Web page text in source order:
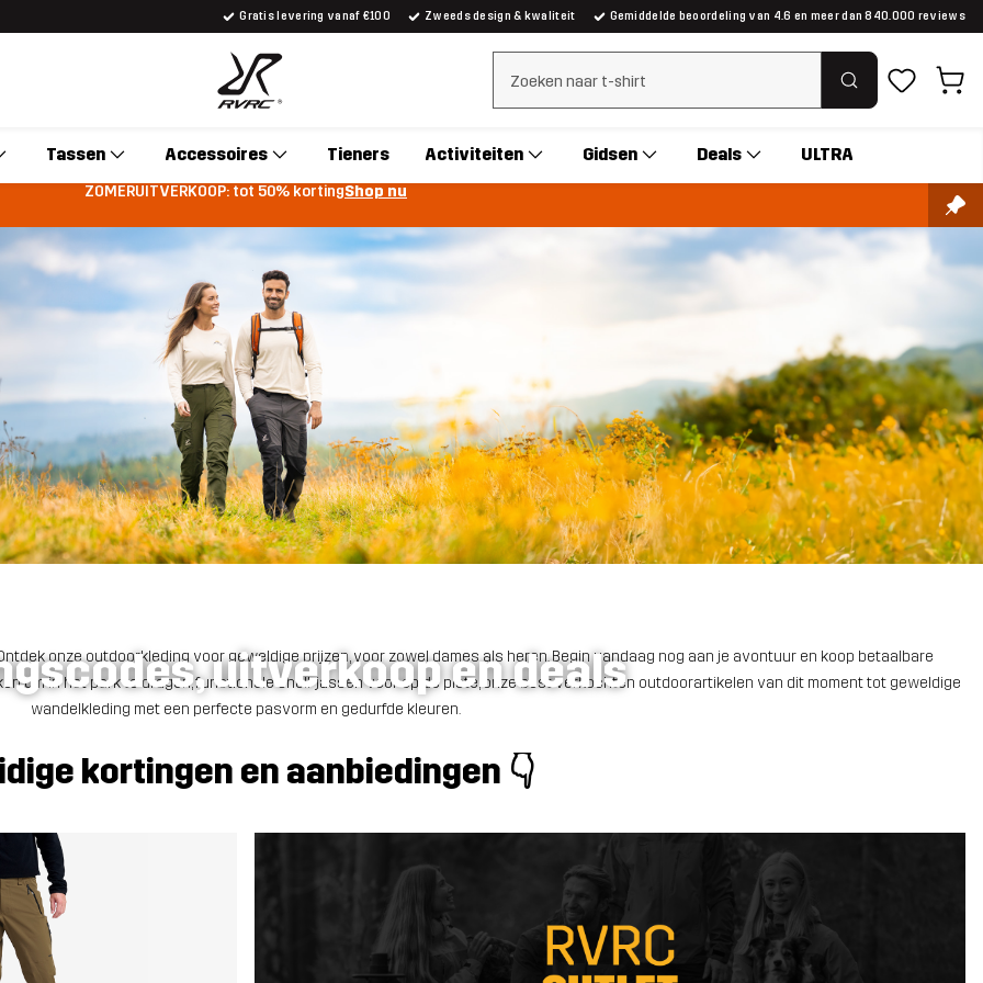
Gratis levering vanaf €100 Zweeds design & kwaliteit Gemiddelde beoordeling van 4.6 en meer dan 840.000 reviews
Zoeken wissen
Tassen Accessoires Tieners Activiteiten Gidsen Deals ULTRA
ZOMERUITVERKOOP: tot 50% kortingShop nu
uitverkoop en deals
onze outdoorkleding voor geweldige prijzen, voor zowel dames als heren. Begin vandaag nog aan je avontuur en koop betaalbare
om in het park te dragen, functionele shell-jassen voor op de piste, onze best verkochten outdoorartikelen van dit moment tot geweldige
wandelkleding met een perfecte pasvorm en gedurfde kleuren.
kortingen en aanbiedingen 👇